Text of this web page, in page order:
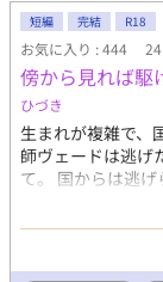
「剣《そんなもの
ら……」崖に身を
棄、美青年×美少
→性的な描写有り
ベルズ、pixiv、カ
ベルズBL、日間
位、HOTランキ
2020-九十九沢ま
した。応援して
す。m(_ _)m ※後
イラストは猫様か
短編 完結 R18
お気に入り : 444
傍から見れば駆
ひづき
生まれが複雑で、
師ヴェードは逃げ
て。 国からは逃
壊しようと、実
い。セランはヴェ
写は無い） ※流
義